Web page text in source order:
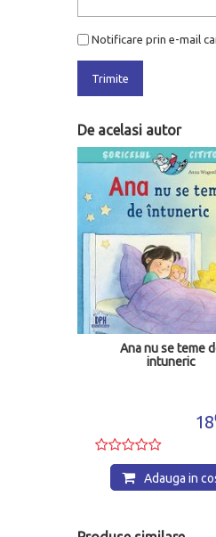
Notificare prin e-mail
Trimite
De acelasi autor
Ana nu se teme
intuneric
18
Adauga in